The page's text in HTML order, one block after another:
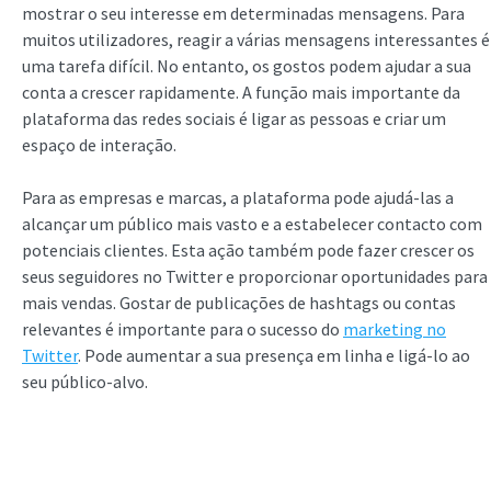
mostrar o seu interesse em determinadas mensagens. Para
muitos utilizadores, reagir a várias mensagens interessantes é
uma tarefa difícil. No entanto, os gostos podem ajudar a sua
conta a crescer rapidamente. A função mais importante da
plataforma das redes sociais é ligar as pessoas e criar um
espaço de interação.
Para as empresas e marcas, a plataforma pode ajudá-las a
alcançar um público mais vasto e a estabelecer contacto com
potenciais clientes. Esta ação também pode fazer crescer os
seus seguidores no Twitter e proporcionar oportunidades para
mais vendas. Gostar de publicações de hashtags ou contas
relevantes é importante para o sucesso do marketing no
Twitter. Pode aumentar a sua presença em linha e ligá-lo ao
seu público-alvo.